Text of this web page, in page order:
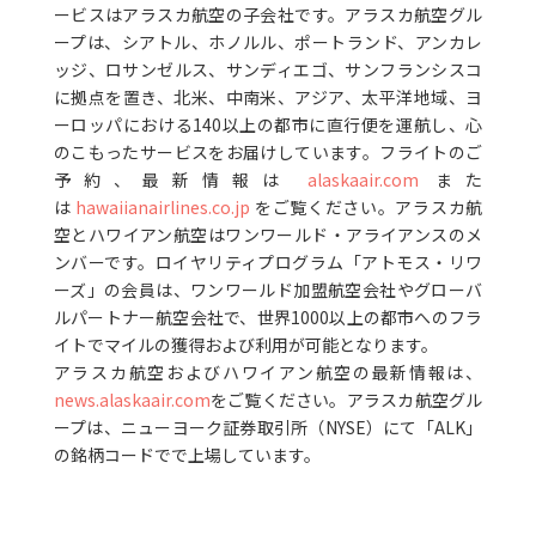
ービスはアラスカ航空の子会社です。アラスカ航空グル
ープは、シアトル、ホノルル、ポートランド、アンカレ
ッジ、ロサンゼルス、サンディエゴ、サンフランシスコ
に拠点を置き、北米、中南米、アジア、太平洋地域、ヨ
ーロッパにおける140以上の都市に直行便を運航し、心
のこもったサービスをお届けしています。フライトのご
予約、最新情報はalaskaair.com また
は hawaiianairlines.co.jp をご覧ください。アラスカ航
空とハワイアン航空はワンワールド・アライアンスのメ
ンバーです。ロイヤリティプログラム「アトモス・リワ
ーズ」の会員は、ワンワールド加盟航空会社やグローバ
ルパートナー航空会社で、世界1000以上の都市へのフラ
イトでマイルの獲得および利用が可能となります。
アラスカ航空およびハワイアン航空の最新情報は、
news.alaskaair.comをご覧ください。アラスカ航空グル
ープは、ニューヨーク証券取引所（NYSE）にて「ALK」
の銘柄コードでで上場しています。